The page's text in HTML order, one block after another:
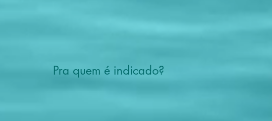
Pra quem é indicado?